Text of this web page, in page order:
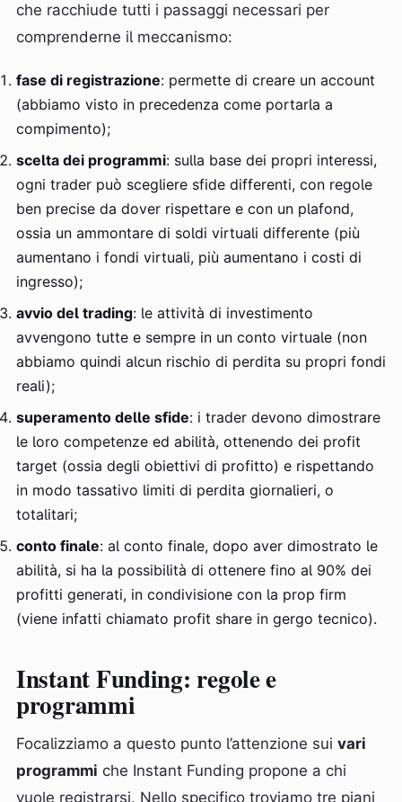
che racchiude tutti i passaggi necessari per
comprenderne il meccanismo:
fase di registrazione: permette di creare un account
(abbiamo visto in precedenza come portarla a
compimento);
scelta dei programmi: sulla base dei propri interessi,
ogni trader può scegliere sfide differenti, con regole
ben precise da dover rispettare e con un plafond,
ossia un ammontare di soldi virtuali differente (più
aumentano i fondi virtuali, più aumentano i costi di
ingresso);
avvio del trading: le attività di investimento
avvengono tutte e sempre in un conto virtuale (non
abbiamo quindi alcun rischio di perdita su propri fondi
reali);
superamento delle sfide: i trader devono dimostrare
le loro competenze ed abilità, ottenendo dei profit
target (ossia degli obiettivi di profitto) e rispettando
in modo tassativo limiti di perdita giornalieri, o
totalitari;
conto finale: al conto finale, dopo aver dimostrato le
abilità, si ha la possibilità di ottenere fino al 90% dei
profitti generati, in condivisione con la prop firm
(viene infatti chiamato profit share in gergo tecnico).
Instant Funding: regole e
programmi
Focalizziamo a questo punto l’attenzione sui vari
programmi che Instant Funding propone a chi
vuole registrarsi. Nello specifico troviamo tre piani